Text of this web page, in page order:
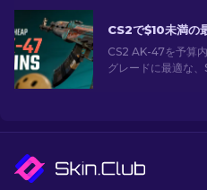
CS2 AK-47を予算
グレードに最適な